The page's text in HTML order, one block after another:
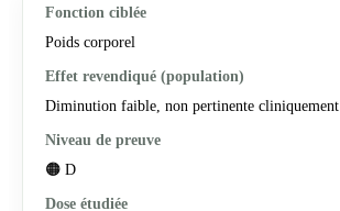
Poids corporel
Diminution faible, non pertinente cliniquement
🟠 D